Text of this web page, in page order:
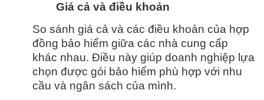
Giá cả và điều khoản
So sánh giá cả và các điều khoản của hợp
đồng bảo hiểm giữa các nhà cung cấp
khác nhau. Điều này giúp doanh nghiệp lựa
chọn được gói bảo hiểm phù hợp với nhu
cầu và ngân sách của mình.